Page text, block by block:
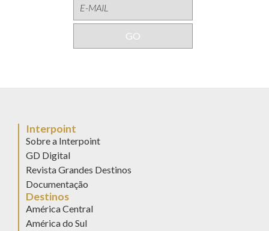
Interpoint
Sobre a Interpoint
GD Digital
Revista Grandes Destinos
Documentação
Destinos
América Central
América do Sul